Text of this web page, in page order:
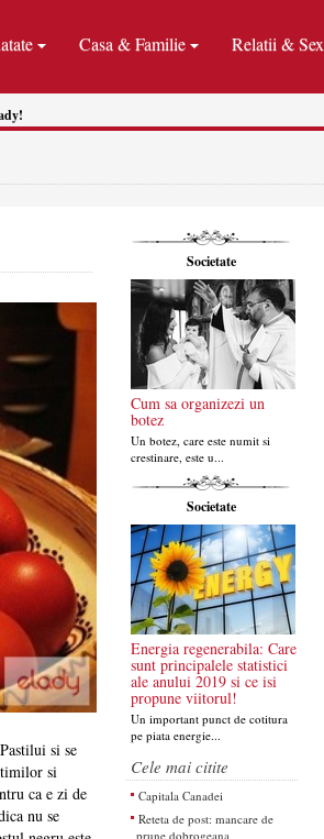
Casa & Familie Relatii & Sex
si se
si
ca e zi de
nu se
Societate
Cum sa organizezi un
botez
Un botez, care este numit si
crestinare, este u...
Societate
Energia regenerabila: Care
sunt principalele statistici
ale anului 2019 si ce isi
propune viitorul!
Un important punct de cotitura
pe piata energie...
Cele mai citite
Capitala Canadei
Reteta de post: mancare de
prune dobrogeana